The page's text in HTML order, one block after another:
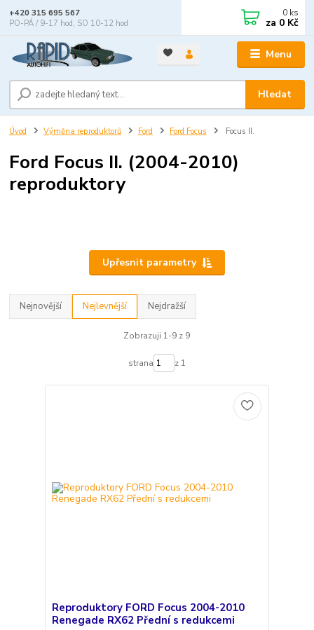
Menu
Hledat
+420 315 695 567
PO-PÁ / 9-17 hod, SO 10-12 hod
0 ks
za 0 Kč
Úvod Výměna reproduktorů Ford Ford Focus Focus II.
Ford Focus II. (2004-2010)
reproduktory
Upřesnit parametry
Nejnovější Nejlevnější Nejdražší
Zobrazuji 1-9 z 9
strana z 1
Reproduktory FORD Focus 2004-2010
Renegade RX62 Přední s redukcemi